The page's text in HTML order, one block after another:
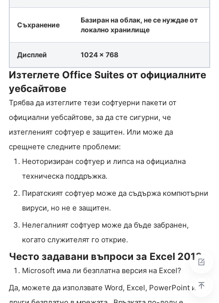
Съхранение
Базиран на облак, не се нуждае от
локално хранилище
Дисплей 1024 x 768
Изтеглете Office Suites от официалните
уебсайтове
Трябва да изтеглите тези софтуерни пакети от
официални уебсайтове, за да сте сигурни, че
изтегленият софтуер е защитен. Или може да
срещнете следните проблеми:
Неоторизиран софтуер и липса на официална
техническа поддръжка.
Пиратският софтуер може да съдържа компютърни
вируси, но не е защитен.
Нелегалният софтуер може да бъде забранен,
когато служителят го открие.
Често задавани въпроси за Excel 2013
Microsoft има ли безплатна версия на Excel?
Да, можете да използвате Word, Excel, PowerPoint и